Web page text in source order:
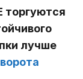
торгуются
лучше